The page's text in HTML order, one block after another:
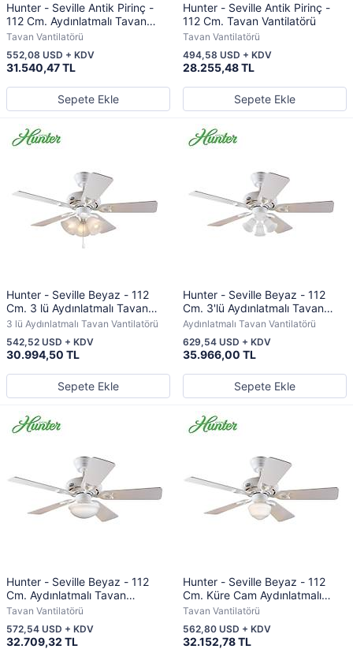
Hunter - Seville Antik Pirinç -
112 Cm. Aydınlatmalı Tavan
Vantilatörü
Tavan Vantilatörü
31.540,47 TL
552,08 USD + KDV
Sepete Ekle
Hunter - Seville Antik Pirinç -
112 Cm. Tavan Vantilatörü
Tavan Vantilatörü
28.255,48 TL
494,58 USD + KDV
Sepete Ekle
Hunter - Seville Beyaz - 112
Cm. 3 lü Aydınlatmalı Tavan
Vantilatörü
3 lü Aydınlatmalı Tavan Vantilatörü
30.994,50 TL
542,52 USD + KDV
Sepete Ekle
Hunter - Seville Beyaz - 112
Cm. 3'lü Aydınlatmalı Tavan
Vantilatörü
Aydınlatmalı Tavan Vantilatörü
35.966,00 TL
629,54 USD + KDV
Sepete Ekle
Hunter - Seville Beyaz - 112
Cm. Aydınlatmalı Tavan
Vantilatörü
Tavan Vantilatörü
32.709,32 TL
572,54 USD + KDV
Hunter - Seville Beyaz - 112
Cm. Küre Cam Aydınlatmalı
Tavan Vantilatörü
Tavan Vantilatörü
32.152,78 TL
562,80 USD + KDV